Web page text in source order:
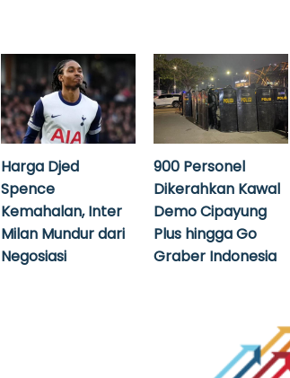
Harga Djed
Spence
Kemahalan, Inter
Milan Mundur dari
Negosiasi
900 Personel
Dikerahkan Kawal
Demo Cipayung
Plus hingga Go
Graber Indonesia